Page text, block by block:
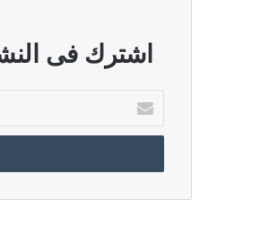
اشترك فى
بريدك
الإلكتروني